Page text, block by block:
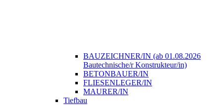
BAUZEICHNER/IN (ab 01.08.2026
Bautechnische/r Konstrukteur/in)
BETONBAUER/IN
FLIESENLEGER/IN
MAURER/IN
Tiefbau